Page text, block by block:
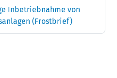
Inbetriebnahme von
(Frostbrief)